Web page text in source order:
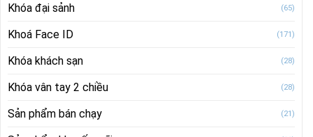
Khóa đại sảnh (65)
Khoá Face ID (171)
Khóa khách sạn (28)
Khóa vân tay 2 chiều (28)
Sản phẩm bán chạy (21)